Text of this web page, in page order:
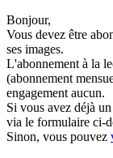
Bonjour,
Vous devez être
ses images.
L'abonnement à la
(abonnement
engagement aucun.
Si vous avez déjà
via le formulaire ci-
Sinon, vous pouvez